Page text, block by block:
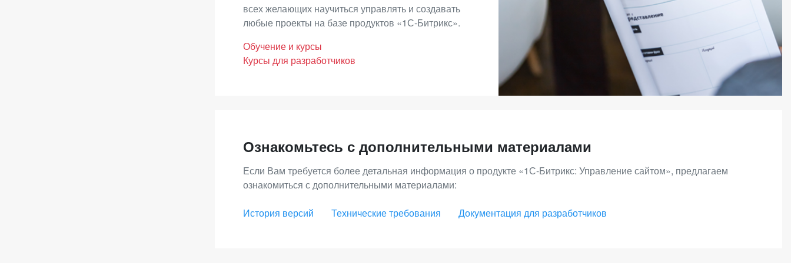
всех желающих научиться управлять и создавать
любые проекты на базе продуктов «1С-Битрикс».
Обучение и курсы
Курсы для разработчиков
Ознакомьтесь с дополнительными материалами
Если Вам требуется более детальная информация о продукте «1С-Битрикс: Управление сайтом», предлагаем
ознакомиться с дополнительными материалами:
История версий Технические требования Документация для разработчиков